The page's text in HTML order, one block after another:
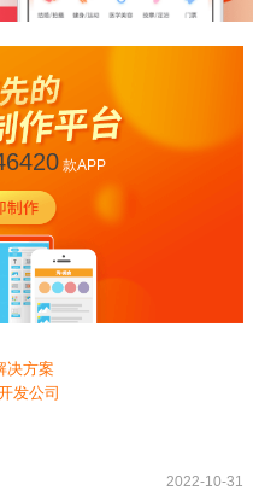
款APP
决方案
发公司
2022-10-31